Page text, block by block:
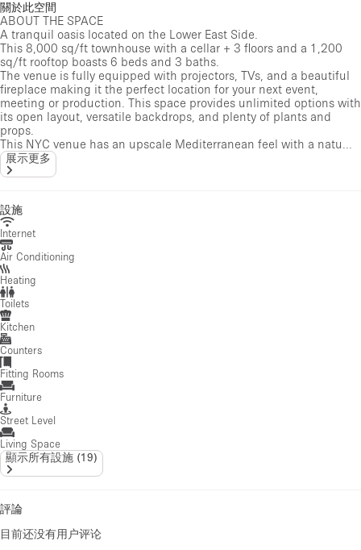
關於此空間
ABOUT THE SPACE
A tranquil oasis located on the Lower East Side.
This 8,000 sq/ft townhouse with a cellar + 3 floors and a 1,200
sq/ft rooftop boasts 6 beds and 3 baths.
The venue is fully equipped with projectors, TVs, and a beautiful
fireplace making it the perfect location for your next event,
meeting or production. This space provides unlimited options with
its open layout, versatile backdrops, and plenty of plants and
props.
This NYC venue has an upscale Mediterranean feel with a natu...
展示更多
設施
Internet
Air Conditioning
Heating
Toilets
Kitchen
Counters
Fitting Rooms
Furniture
Street Level
Living Space
顯示所有設施 (19)
評論
目前还没有用户评论